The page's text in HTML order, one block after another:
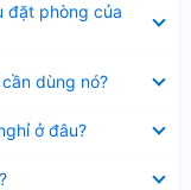
đặt phòng của
dùng nó?
ở đâu?